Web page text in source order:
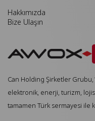
Hakkımızda
Bize Ulaşın
Can Holding Şirketler
elektronik, enerji, turizm,
tamamen Türk sermayesi ile